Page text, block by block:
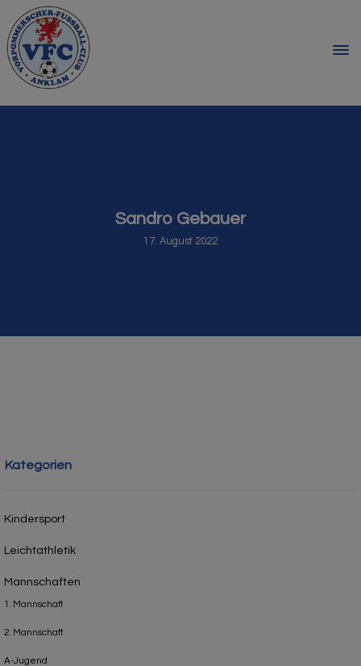
Sandro Gebauer
17. August 2022
Kategorien
Kindersport
Leichtathletik
Mannschaften
1. Mannschaft
2. Mannschaft
A-Jugend